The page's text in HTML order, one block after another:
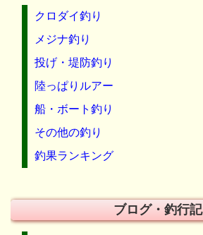
クロダイ釣り
メジナ釣り
投げ・堤防釣り
陸っぱりルアー
船・ボート釣り
その他の釣り
釣果ランキング
ブログ・釣行記